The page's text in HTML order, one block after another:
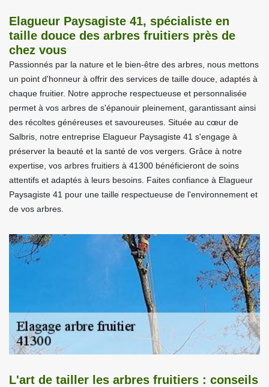
Elagueur Paysagiste 41, spécialiste en
taille douce des arbres fruitiers près de
chez vous
Passionnés par la nature et le bien-être des arbres, nous mettons
un point d'honneur à offrir des services de taille douce, adaptés à
chaque fruitier. Notre approche respectueuse et personnalisée
permet à vos arbres de s'épanouir pleinement, garantissant ainsi
des récoltes généreuses et savoureuses. Située au cœur de
Salbris, notre entreprise Elagueur Paysagiste 41 s'engage à
préserver la beauté et la santé de vos vergers. Grâce à notre
expertise, vos arbres fruitiers à 41300 bénéficieront de soins
attentifs et adaptés à leurs besoins. Faites confiance à Elagueur
Paysagiste 41 pour une taille respectueuse de l'environnement et
de vos arbres.
L'art de tailler les arbres fruitiers : conseils